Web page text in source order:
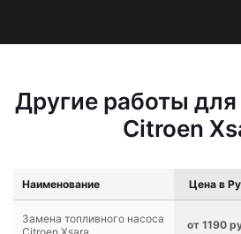
Другие работы
Citroen
Наименование Цена в
Замена топливного насоса
от 1190